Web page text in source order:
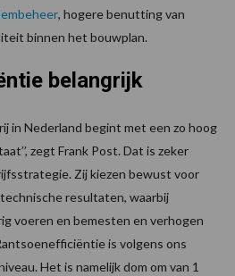
, hogere benutting van
binnen het bouwplan.
belangrijk
in Nederland begint met een zo hoog
zegt Frank Post. Dat is zeker
Zij kiezen bewust voor
resultaten, waarbij
voeren en bemesten en verhogen
is volgens ons
Het is namelijk dom om van 1